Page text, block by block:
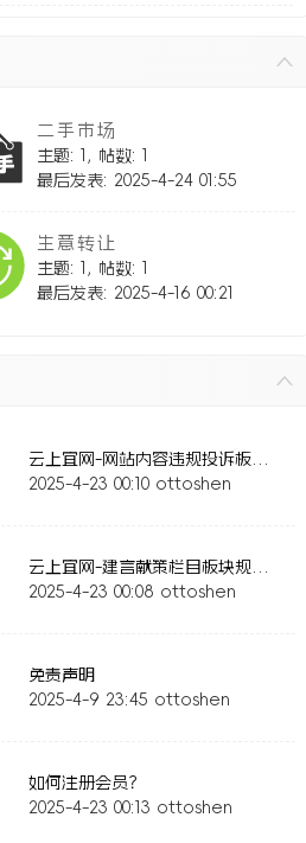
二手市场
主题: 1 , 帖数: 1
最后发表: 2025-4-24 01:55
生意转让
主题: 1 , 帖数: 1
最后发表: 2025-4-16 00:21
2025-4-23 00:10 ottoshen
2025-4-23 00:08 ottoshen
免责声明
2025-4-9 23:45 ottoshen
如何注册会员？
2025-4-23 00:13 ottoshen